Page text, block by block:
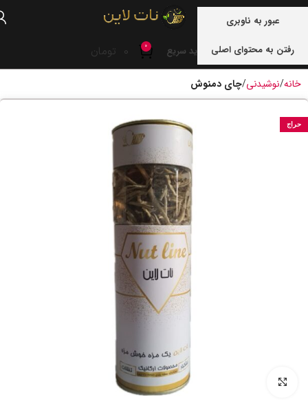
عبور به ناوبری
رفتن به محتوای اصلی
خرید سریع 0
0 تومان
خانه نوشیدنی چای دمنوش
حراج